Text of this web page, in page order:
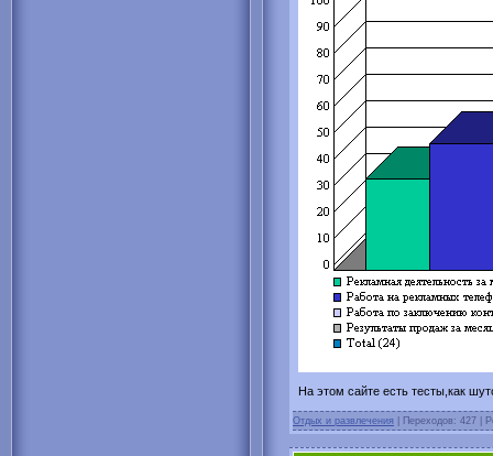
На этом сайте есть тесты,как
Отдых и развлечения | Переходов: 427 |